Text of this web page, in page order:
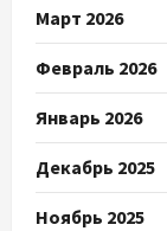
Март 2026
Февраль 2026
Январь 2026
Декабрь 2025
Ноябрь 2025